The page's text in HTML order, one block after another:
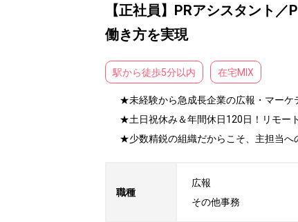
【正社員】PRアシスタント
働き方を実現
駅から徒歩5分以内 在宅MIX
★未経験から急成長企業の広報・マーケ
★土日祝休み＆年間休日120日！リモー
★少数精鋭の組織だからこそ、主担当へ
職種
広報
その他事務